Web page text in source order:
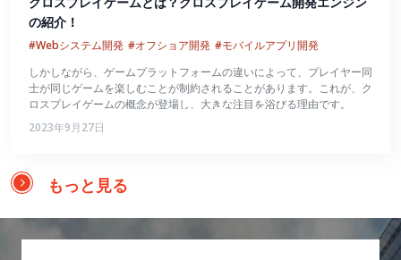
の紹介！
#Webシステム開発 #オフショア開発 #モバイルアプリ開発
しかしながら、ゲームプラットフォームの違いによって、プレイヤー同
士が同じゲームを楽しむことが制約されることがあります。これが、ク
ロスプレイゲームの概念が登場し、大きな注目を浴びる理由です。
2023年9月27日
もっと見る